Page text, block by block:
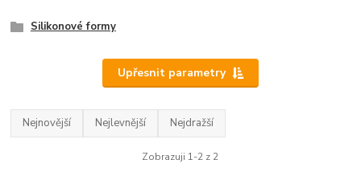
Silikonové formy
Upřesnit parametry
Nejnovější Nejlevnější Nejdražší
Zobrazuji 1-2 z 2